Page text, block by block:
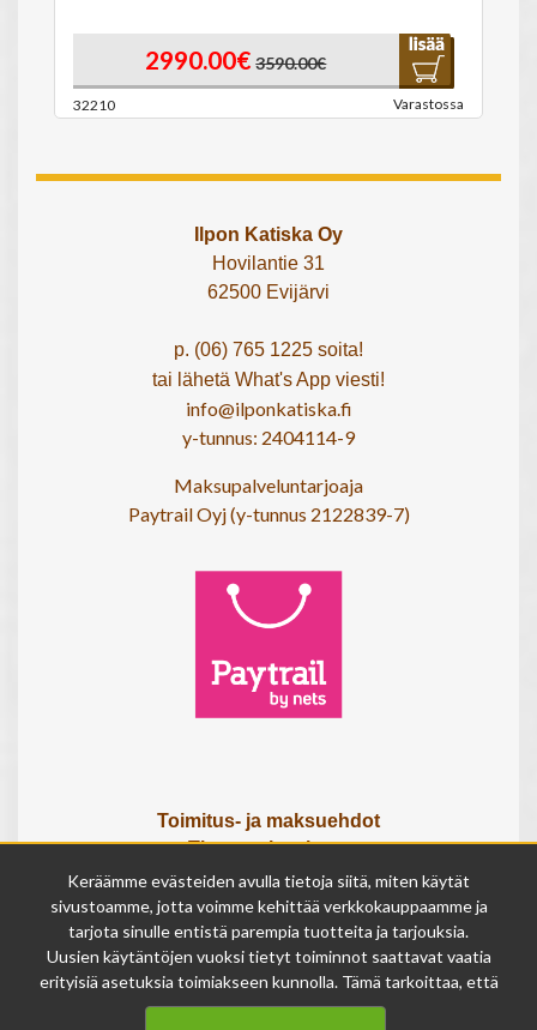
2990.00€ 3590.00€
32210 Varastossa
Ilpon Katiska Oy
Hovilantie 31
62500 Evijärvi
p. (06) 765 1225 soita!
tai lähetä What's App viesti!
info@ilponkatiska.fi
y-tunnus: 2404114-9
Maksupalveluntarjoaja
Paytrail Oyj (y-tunnus 2122839-7)
Toimitus- ja maksuehdot
Tietosuojaseloste
Tietoa meistä
Osta lahjakortti
Tilauksen peruutuslomake
Olemme avoinna
ma - pe 9 - 17
Keräämme evästeiden avulla tietoja siitä, miten käytät
sivustoamme, jotta voimme kehittää verkkokauppaamme ja
tarjota sinulle entistä parempia tuotteita ja tarjouksia.
Uusien käytäntöjen vuoksi tietyt toiminnot saattavat vaatia
erityisiä asetuksia toimiakseen kunnolla. Tämä tarkoittaa, että
joissakin tapauksissa anonymisoidut tiedot voivat kertyä,